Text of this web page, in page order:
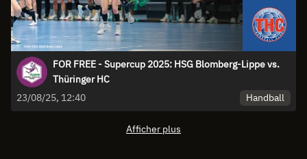
FOR FREE - Supercup 2025: HSG Blomberg-Lippe vs.
Thüringer HC
23/08/25, 12:40
Handball
Afficher plus